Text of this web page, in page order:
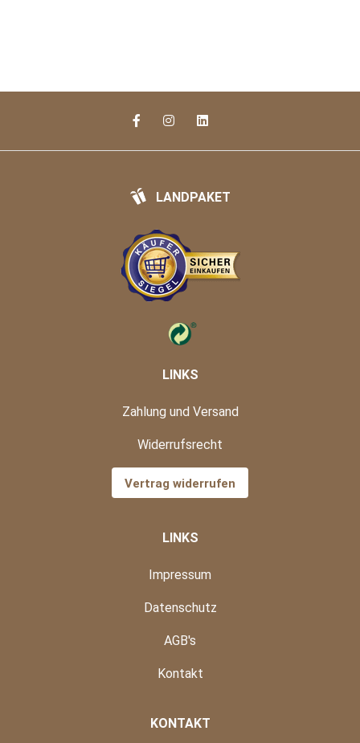
LANDPAKET
LINKS
Zahlung und Versand
Widerrufsrecht
Vertrag widerrufen
LINKS
Impressum
Datenschutz
AGB's
Kontakt
KONTAKT